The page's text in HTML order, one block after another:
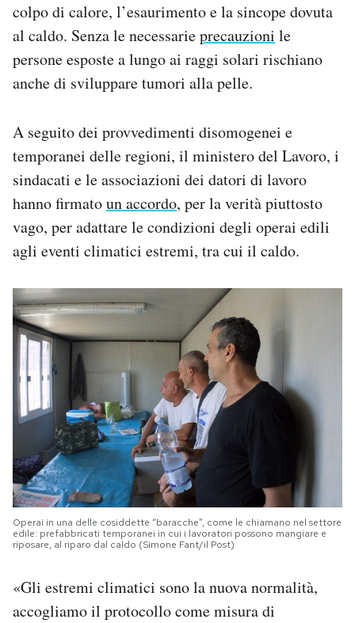
colpo di calore, l’esaurimento e la sincope dovuta
al caldo. Senza le necessarieprecauzioni le
persone esposte a lungo ai raggi solari rischiano
anche di sviluppare tumori alla pelle.
A seguito dei provvedimenti disomogenei e
temporanei delle regioni, il ministero del Lavoro, i
sindacati e le associazioni dei datori di lavoro
hanno firmatoun accordo, per la verità piuttosto
vago, per adattare le condizioni degli operai edili
agli eventi climatici estremi, tra cui il caldo.
Operai in una delle cosiddette “baracche”, come le chiamano nel settore
edile: prefabbricati temporanei in cui i lavoratori possono mangiare e
riposare, al riparo dal caldo (Simone Fant/il Post)
«Gli estremi climatici sono la nuova normalità,
accogliamo il protocollo come misura di